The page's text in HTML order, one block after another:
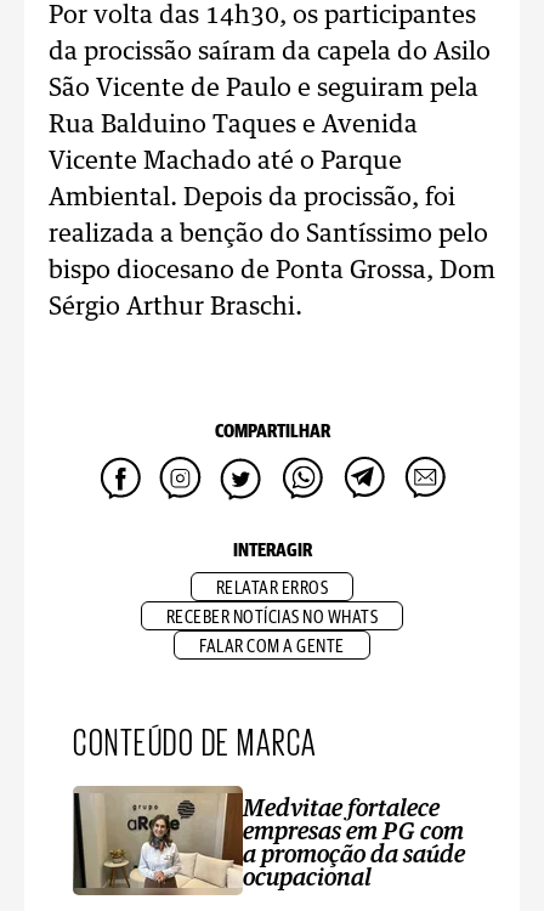
Por volta das 14h30, os participantes
da procissão saíram da capela do Asilo
São Vicente de Paulo e seguiram pela
Rua Balduino Taques e Avenida
Vicente Machado até o Parque
Ambiental. Depois da procissão, foi
realizada a benção do Santíssimo pelo
bispo diocesano de Ponta Grossa, Dom
Sérgio Arthur Braschi.
COMPARTILHAR
INTERAGIR
RELATAR ERROS
RECEBER NOTÍCIAS NO WHATS
FALAR COM A GENTE
CONTEÚDO DE MARCA
Medvitae fortalece
empresas em PG com
a promoção da saúde
ocupacional